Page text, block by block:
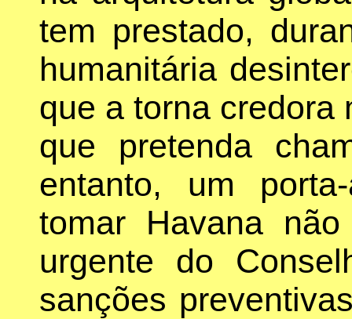
tem prestado,
humanitária
que a torna credora
que pretenda
entanto, um
tomar Havana
urgente do
sanções